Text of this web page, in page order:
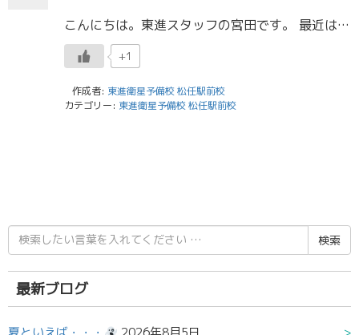
こんにちは。東進スタッフの宮田です。 最近は本当に暖かくなってきましたね。春っぽさがより濃くなってきました。雪はまだ降るのでしょうか。 自分は石川に住み始めてもうすぐ3年になります。まだ、石川の気候にはなれません。なので […]
+1
作成者: 東進衛星予備校 松任駅前校
カテゴリー: 東進衛星予備校 松任駅前校
検
索
結
果:
最新ブログ